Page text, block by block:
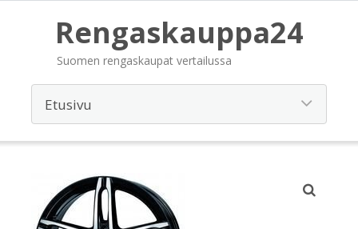
Rengaskauppa24
Suomen rengaskaupat vertailussa